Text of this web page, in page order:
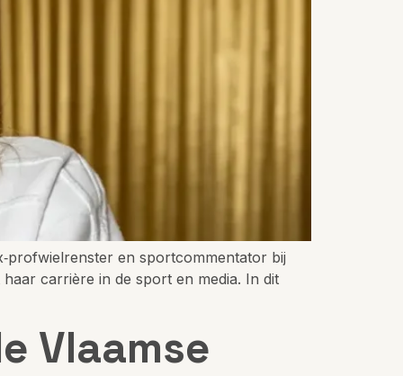
en sportcommentator bij
carrière in de sport en media. In dit
Vlaamse